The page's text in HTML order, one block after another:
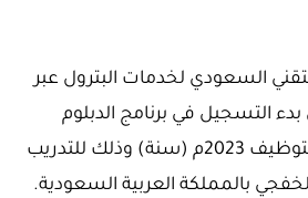
السعودي لخدمات البترول عبر
التسجيل في برنامج الدبلوم
المشارك المنتهي بالتوظيف 2023م (سنة) وذلك للتدريب
بالمملكة العربية السعودية.